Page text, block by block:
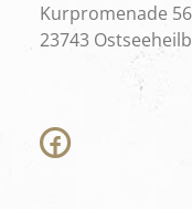
Kurpromenade 56
23743